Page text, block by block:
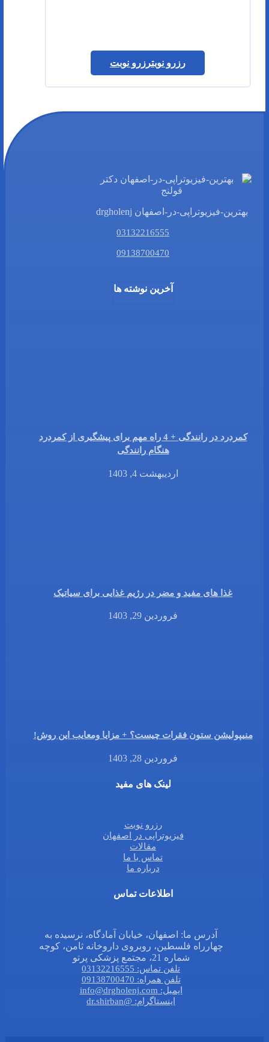
رزرو نوبترزرو نوبت
بهترین-فیزیوتراپی-در-اصفهان drgholenj
03132216555
09138700470
آخرین نوشته ها
کمردرد در رانندگی + 4 راه مهم برای پیشگیری از کمردرد
هنگام رانندگی
اردیبهشت 4, 1403
غذا های مفید و مضر در رژیم غذایی برای سیاتیک
فروردین 29, 1403
منیپولیشن ستون فقرات چیست؟ + مزایا ومعایب این روش!
فروردین 28, 1403
لینک های مفید
رزرو نوبت
فیزیوتراپی در اصفهان
مقالات
تماس با ما
درباره ما
اطلاعات تماس
آدرس ما: اصفهان، خیابان آمادگاه، نرسیده به
چهارراه فلسطین، روبروی داروخانه ثامن، کوچه
شماره 21، مجتمع پزشکی پرتو
تلفن تماس: 03132216555
تلفن همراه: 09138700470
ایمیل: info@drgholenj.com
اینستاگرام: @dr.shirban